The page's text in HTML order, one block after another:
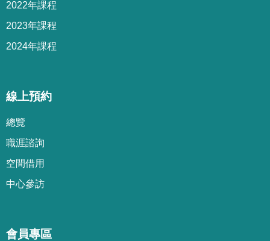
2022年課程
2023年課程
2024年課程
線上預約
總覽
職涯諮詢
空間借用
中心參訪
會員專區